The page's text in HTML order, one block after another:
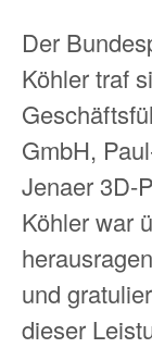
Der
Köhler traf
GmbH,
Jenaer 3D-
Köhler war
und
dieser